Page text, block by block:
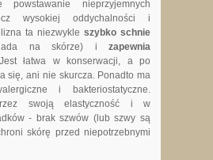
powstawanie nieprzyjemnych
wysokiej oddychalności i
ta niezwykle szybko schnie
na skórze) i zapewnia
łatwa w konserwacji, a po
się, ani nie skurcza. Ponadto ma
i bakteriostatyczne.
swoją elastyczność i w
- brak szwów (lub szwy są
skórę przed niepotrzebnymi